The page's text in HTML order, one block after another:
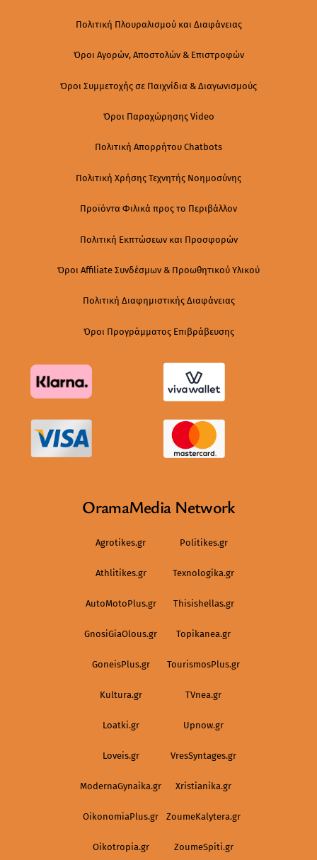
Πολιτική Πλουραλισμού και Διαφάνειας
Όροι Αγορών, Αποστολών & Επιστροφών
Όροι Συμμετοχής σε Παιχνίδια & Διαγωνισμούς
Όροι Παραχώρησης Video
Πολιτική Απορρήτου Chatbots
Πολιτική Χρήσης Τεχνητής Νοημοσύνης
Προϊόντα Φιλικά προς το Περιβάλλον
Πολιτική Εκπτώσεων και Προσφορών
Όροι Affiliate Συνδέσμων & Προωθητικού Υλικού
Πολιτική Διαφημιστικής Διαφάνειας
Όροι Προγράμματος Επιβράβευσης
OramaMedia Network
Agrotikes.gr Politikes.gr
Athlitikes.gr Texnologika.gr
AutoMotoPlus.gr Thisishellas.gr
GnosiGiaOlous.gr Topikanea.gr
GoneisPlus.gr TourismosPlus.gr
Kultura.gr TVnea.gr
Loatki.gr Upnow.gr
Loveis.gr VresSyntages.gr
ModernaGynaika.gr Xristianika.gr
OikonomiaPlus.gr ZoumeKalytera.gr
Oikotropia.gr ZoumeSpiti.gr